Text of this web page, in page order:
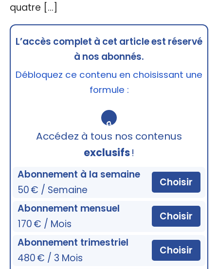
quatre […]
L’accès complet à cet article est réservé
à nos abonnés.
Débloquez ce contenu en choisissant une
formule :
🔒
Accédez à tous nos contenus
exclusifs!
Abonnement à la semaine
50 € / Semaine
Choisir
Abonnement mensuel
170 € / Mois
Choisir
Abonnement trimestriel
480 € / 3 Mois
Choisir